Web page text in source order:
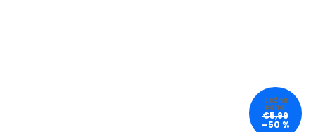
€5,99
–50 %